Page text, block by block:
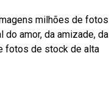
milhões de fotos
amor, da amizade, da
fotos de stock de alta